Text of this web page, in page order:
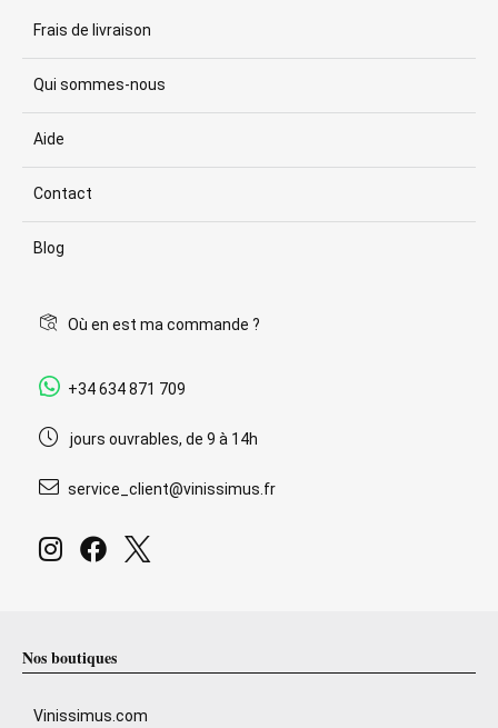
Frais de livraison
Qui sommes-nous
Aide
Contact
Blog
Où en est ma commande ?
+34 634 871 709
jours ouvrables, de 9 à 14h
service_client@vinissimus.fr
Nos boutiques
Vinissimus.com